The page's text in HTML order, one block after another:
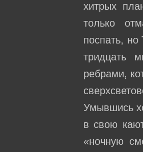
хитрых
только
поспать,
тридцать
ребрами,
Умывшись
в свою
«ночную